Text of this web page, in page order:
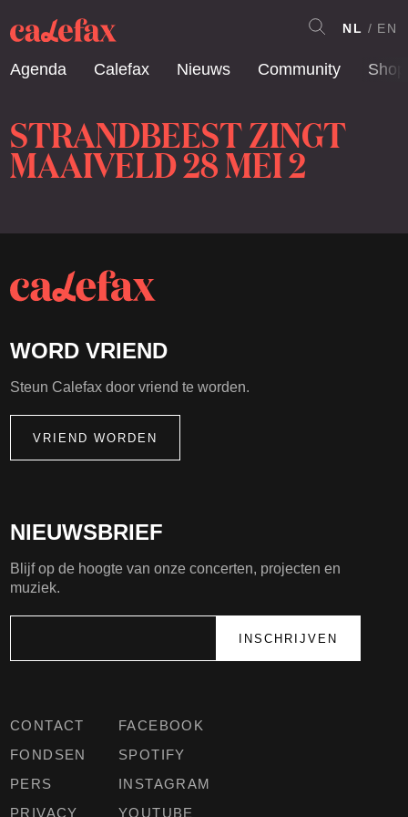
Agenda Calefax Nieuws Community Shop
NL EN
STRANDBEEST ZINGT
MAAIVELD 28 MEI 2
CONTACT
FONDSEN
PERS
PRIVACY
FACEBOOK
SPOTIFY
INSTAGRAM
YOUTUBE
NIEUWSBRIEF
Blijf op de hoogte van onze concerten, projecten en
muziek.
WORD VRIEND
Steun Calefax door vriend te worden.
VRIEND WORDEN